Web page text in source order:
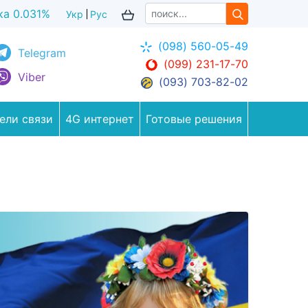
0.037% Укр Рус
Telegram
Viber
(098) 560-05-49
(099) 231-17-70
(093) 703-82-02
связи 4G интернет Готовые решения